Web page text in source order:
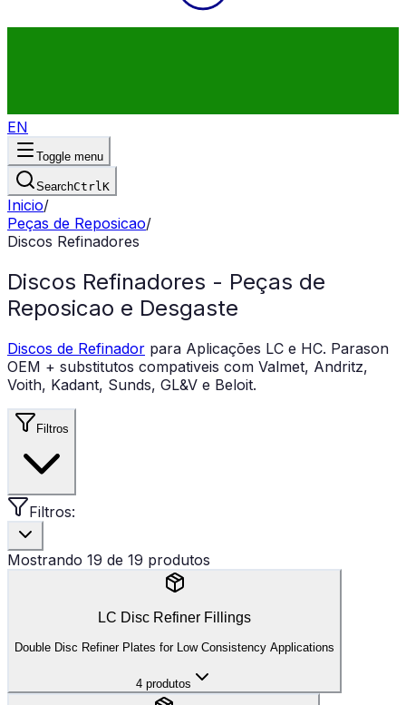
EN
Toggle menu
SearchCtrlK
Inicio/
Peças de Reposicao/
Discos Refinadores
Discos Refinadores - Peças de
Reposicao e Desgaste
Discos de Refinador para Aplicações LC e HC. Parason
OEM + substitutos compativeis com Valmet, Andritz,
Voith, Kadant, Sunds, GL&V e Beloit.
Filtros
Filtros:
Mostrando 19 de 19 produtos
LC Disc Refiner Fillings
Double Disc Refiner Plates for Low Consistency Applications
4 produtos